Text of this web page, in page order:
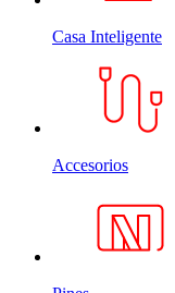
Casa Inteligente
Accesorios